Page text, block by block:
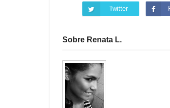
Twitter
Sobre Renata L.